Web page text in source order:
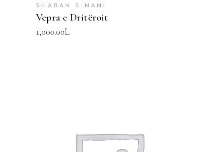
SHABAN SINANI
Vepra e Dritëroit
1,000.00L